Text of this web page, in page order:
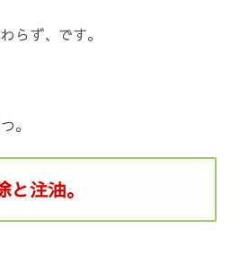
らず、です。
。
と注油。